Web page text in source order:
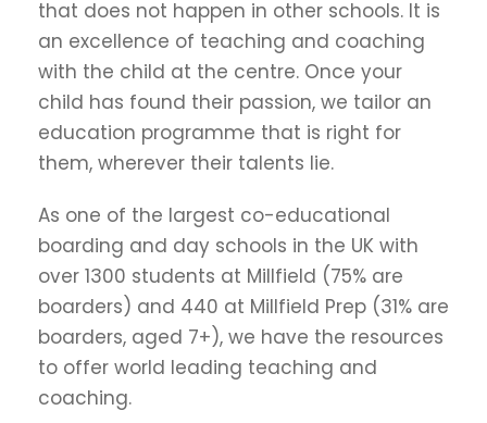
that does not happen in other schools. It is
an excellence of teaching and coaching
with the child at the centre. Once your
child has found their passion, we tailor an
education programme that is right for
them, wherever their talents lie.
As one of the largest co-educational
boarding and day schools in the UK with
over 1300 students at Millfield (75% are
boarders) and 440 at Millfield Prep (31% are
boarders, aged 7+), we have the resources
to offer world leading teaching and
coaching.